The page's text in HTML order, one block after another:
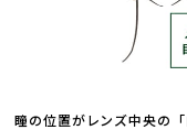
瞳の位置がレンズ中央の